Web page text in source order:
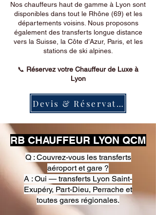
Nos chauffeurs haut de gamme à Lyon sont
disponibles dans tout le Rhône (69) et les
départements voisins. Nous proposons
également des transferts longue distance
vers la Suisse, la Côte d’Azur, Paris, et les
stations de ski alpines.
📞 Réservez votre Chauffeur de Luxe à
Lyon
Devis & Réservation
RB CHAUFFEUR LYON QCM
Q : Couvrez-vous les transferts
aéroport et gare ?
A : Oui — transferts Lyon Saint-
Exupéry, Part-Dieu, Perrache et
toutes gares régionales.